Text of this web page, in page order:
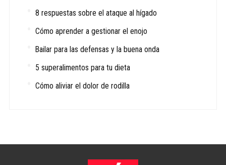
8 respuestas sobre el ataque al hígado
Cómo aprender a gestionar el enojo
Bailar para las defensas y la buena onda
5 superalimentos para tu dieta
Cómo aliviar el dolor de rodilla